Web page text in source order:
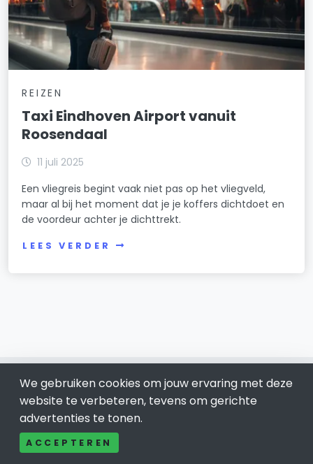
REIZEN
Taxi Eindhoven Airport vanuit
Roosendaal
11 juli 2025
Een vliegreis begint vaak niet pas op het vliegveld,
maar al bij het moment dat je je koffers dichtdoet en
de voordeur achter je dichttrekt.
LEES VERDER
Roosendaal 0165
Bel ons: 085-04 10 177
We gebruiken cookies om jouw ervaring met deze
website te verbeteren, tevens om gerichte
advertenties te tonen.
ACCEPTEREN